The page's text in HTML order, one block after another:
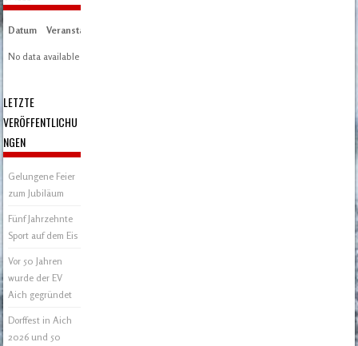
Datum Veranstaltung
No data available in table
LETZTE
VERÖFFENTLICHU
NGEN
Gelungene Feier
zum Jubiläum
Fünf Jahrzehnte
Sport auf dem Eis
Vor 50 Jahren
wurde der EV
Aich gegründet
Dorffest in Aich
2026 und 50